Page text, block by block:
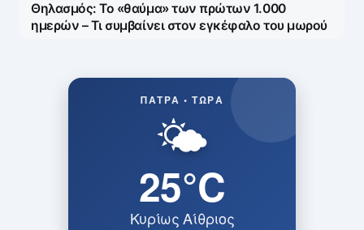
Θηλασμός: Το «θαύμα» των πρώτων 1.000
ημερών – Τι συμβαίνει στον εγκέφαλο του μωρού
ΠΆΤΡΑ • ΤΏΡΑ
🌤️
25°C
Κυρίως Αίθριος